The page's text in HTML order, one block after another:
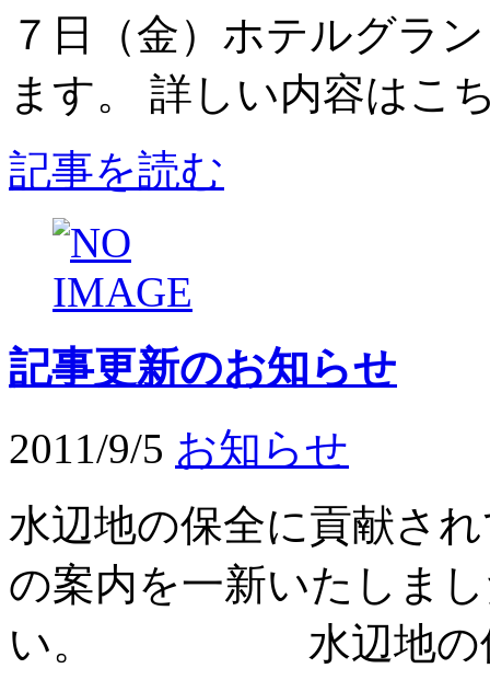
７日（金）ホテルグラ
ます。 詳しい内容はこ
記事を読む
記事更新のお知らせ
2011/9/5 お知らせ
水辺地の保全に貢献さ
の案内を一新いたしま
い。 水辺地の